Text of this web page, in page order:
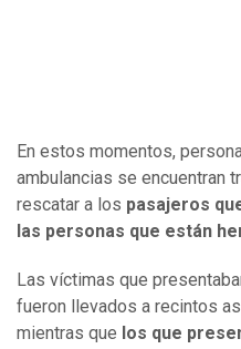
En estos momentos,
ambulancias se encuentran
rescatar a los pasajeros
las personas que están
Las víctimas que
fueron llevados a recintos
mientras que los que